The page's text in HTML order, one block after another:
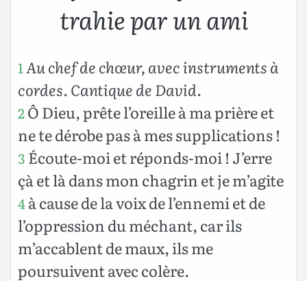
trahie par un ami
1 Au chef de chœur, avec instruments à
cordes. Cantique de David.
2Ô Dieu, prête l’oreille à ma prière et
ne te dérobe pas à mes supplications !
3 Écoute-moi et réponds-moi ! J’erre
çà et là dans mon chagrin et je m’agite
4à cause de la voix de l’ennemi et de
l’oppression du méchant, car ils
m’accablent de maux, ils me
poursuivent avec colère.